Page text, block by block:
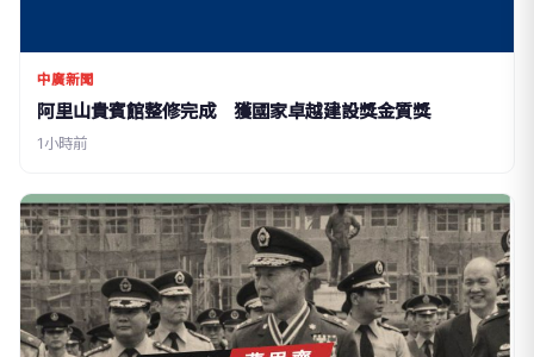
中廣新聞
阿里山貴賓館整修完成 獲國家卓越建設獎金質獎
1小時前